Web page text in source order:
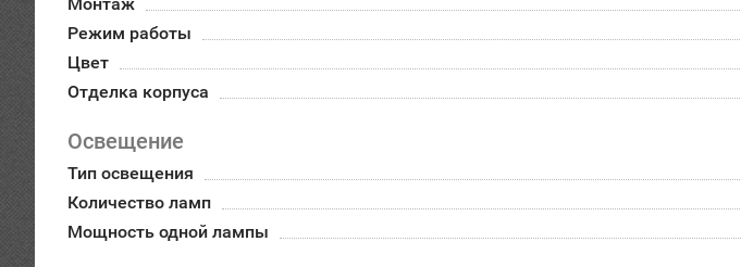
Режим работы
Цвет
Отделка корпуса
Освещение
Тип освещения
Количество ламп
Мощность одной лампы